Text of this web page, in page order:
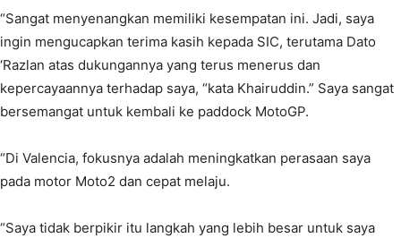
“Sangat menyenangkan memiliki kesempatan ini. Jadi, saya
ingin mengucapkan terima kasih kepada SIC, terutama Dato
‘Razlan atas dukungannya yang terus menerus dan
kepercayaannya terhadap saya, “kata Khairuddin.” Saya sangat
bersemangat untuk kembali ke paddock MotoGP.
“Di Valencia, fokusnya adalah meningkatkan perasaan saya
pada motor Moto2 dan cepat melaju.
“Saya tidak berpikir itu langkah yang lebih besar untuk saya